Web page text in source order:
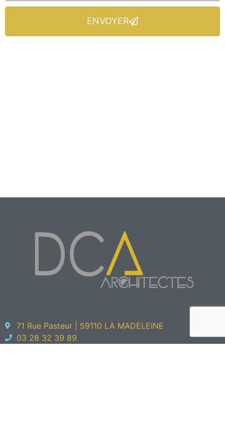
ENVOYER
71 Rue Pasteur | 59110 LA MADELEINE
03 28 32 39 89